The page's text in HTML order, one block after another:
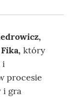
który
i
procesie
i gra